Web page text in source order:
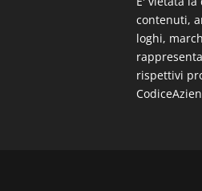
contenuti,
loghi,
rispettivi